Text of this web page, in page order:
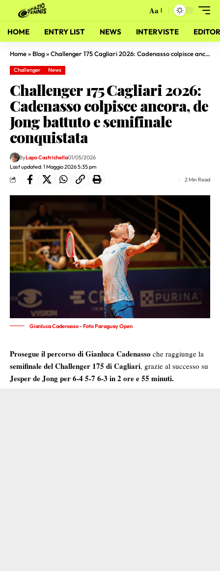
Aa
HOME ENTRY LIST NEWS INTERVISTE
Home» Blog»Challenger 175 Cagliari 2026: Cadenasso colpisce ancora, de Jong battuto e semifinale conquistata
Challenger News
Challenger 175 Cagliari 2026:
Cadenasso colpisce ancora, de
Jong battuto e semifinale
conquistata
Last updated: 1 Maggio 2026 5:35 pm
ByLapo Castrichella01/05/2026
2 Min Read
Gianluca Cadenasso - Foto Paraguay Open
Prosegue il percorso di Gianluca Cadenasso che raggiunge la
semifinale del Challenger 175 di Cagliari, grazie al successo su
Jesper de Jong per 6-4 5-7 6-3 in 2 ore e 55 minuti.